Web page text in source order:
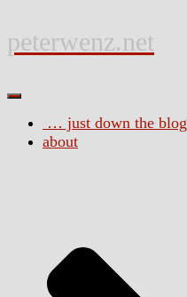
peterwenz.net
Navigation umschalten
… just down the blog
about